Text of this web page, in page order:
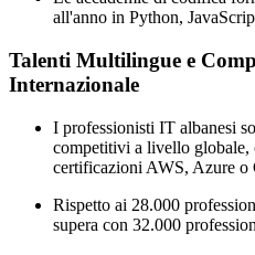
all'anno in Python,
Talenti Multilingue e
Internazionale
I professionisti IT albanesi
competitivi a livello globale,
certificazioni AWS, Azure o
Rispetto ai 28.000
supera con 32.000